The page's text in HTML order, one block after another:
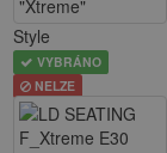
Style
VYBRÁNO
NELZE